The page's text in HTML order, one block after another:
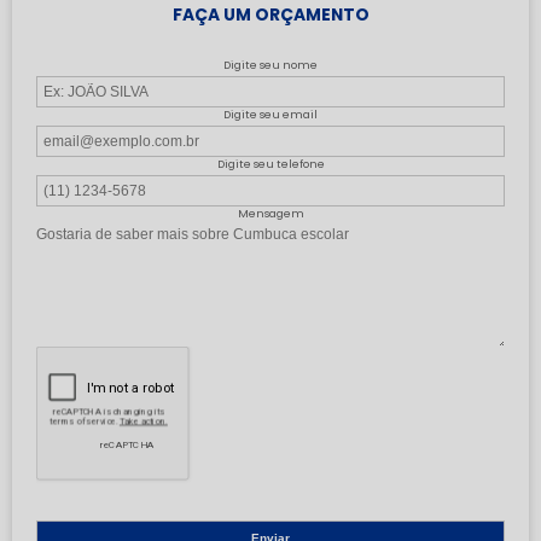
FAÇA UM ORÇAMENTO
Digite seu nome
Digite seu email
Digite seu telefone
Mensagem